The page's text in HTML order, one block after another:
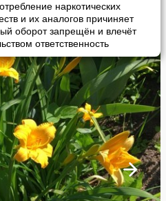
наркотических
и их аналогов причиняет
оборот запрещён и влечёт
ответственность